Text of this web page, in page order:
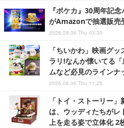
『ポケカ』30周年記
がAmazonで抽選販売
2026.08.06 Thu 03:30
「ちいかわ」映画グ
ラリ!なんか懐いてる
ムなど必見のラインナ
2026.08.06 Thu 11:25
「トイ・ストーリー
は、ウッディたちがレ
上を走る姿で立体化 2